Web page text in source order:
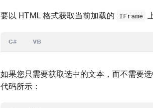
要以 HTML 格式获取当前加载的 IFrame
C# VB
如果您只需要获取选中的文本，而不需要
代码所示：